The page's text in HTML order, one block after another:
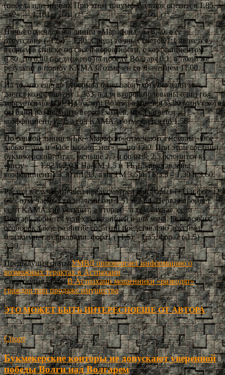
(победа или ничья). При этом триумф Волгаря оценен в 1,85, а
«х2» — 1,181.
Ничья отмечается в линии «Марафона» за 3,40, а ее
отсутствие («12») – 1,30. Среди точных счетов 1:1 является
вторым в списке по своей вероятности, с коэффициентом
6,80. До 6,40 предложено на победу Волгаря 0:1, а такой же
результат в пользу КАМАЗа отмечен со значением 11,00.
На то, что еще до перерыва будет забит хотя бы один мяч,
дается коэффициент 1,363, а для второй половины один гол
торгуется по 1,30. На то, что Волгарю удастся за 90 минут хотя
бы один раз поразить ворота хозяев, предлагается
коэффициент 1,21, а гол КАМАЗа отмечается по 1,56.
По равной линии в БК «Марафон» отмечаются исходы «Обе
забьют: да» и «Обе забьют: нет» — по 1,90. При этом средний
букмекерский тотал, меньше 2,5 и больше 2,5, клонится к
«низу» — 1,82 и 2,03. На ТМ 1,5 и ТБ 1,5 выставлены
коэффициенты 3,30 и 1,33, а на ТМ 3,5 и ТБ 3,5 – 1,30 и 3,60.
Расход в случае ничьей предусмотрен для форы1 (+1) и форы2
(-1), отмечаемых со значениями 1,51 и 2,64. Первая пройдет,
если КАМАЗ не уступит, а вторая – в том случае, если
Волгарь добьется успеха с разницей в два мяча. Безо всяких
оговорок такое развитие событий представлено другими,
близкими, гандикапами: фора1 (+1,5) – 1,35, фора2 (-1,5) –
3,30.
Предыдущая статьяУМВД опровергает информацию о
возможных терактах в Астрахани
Следующая статьяВ Астрахани мошенники «разводят»
граждан при продаже имущества
ЭТО МОЖЕТ БЫТЬ ИНТЕРЕСНОЕЩЕ ОТ АВТОРА
Спорт
Букмекерские конторы не допускают уверенной
победы Волги над Волгарем